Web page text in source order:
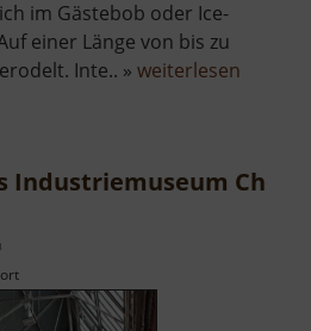
im Gästebob oder Ice-
einer Länge von bis zu
Inte.. » weiterlesen
Industriemuseum